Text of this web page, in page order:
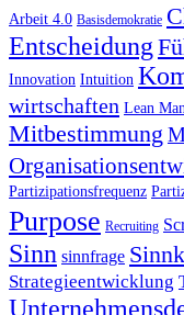
Arbeit 4.0 Basisdemokratie
Entscheidung
Innovation Intuition
wirtschaften Lean
Mitbestimmung
Partizipationsfrequenz
Purpose Recruiting
Sinn sinnfrage
Strategieentwicklung